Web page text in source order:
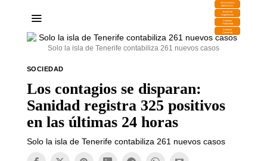
DESCARGA
MIRAPLAY
Buzón de
Sugerencias
Contratar
Publicidad
Contacto
Comercial
Solo la isla de Tenerife contabiliza 261 nuevos casos
SOCIEDAD
Los contagios se disparan:
Sanidad registra 325 positivos
en las últimas 24 horas
Solo la isla de Tenerife contabiliza 261 nuevos casos